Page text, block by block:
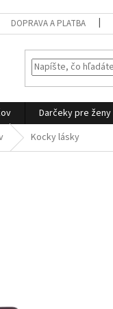
DOPRAVA A PLATBA
Darčeky pre ženy
Kocky lásky